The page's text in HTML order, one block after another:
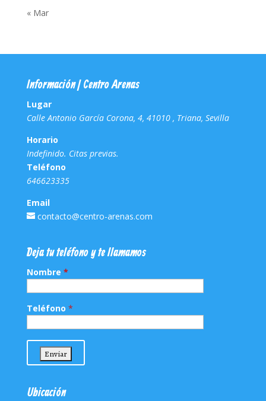
« Mar
Información | Centro Arenas
Lugar
Calle Antonio García Corona, 4, 41010 , Triana, Sevilla
Horario
Indefinido. Citas previas.
Teléfono
646623335
Email
contacto@centro-arenas.com
Deja tu teléfono y te llamamos
Nombre *
Teléfono *
Ubicación